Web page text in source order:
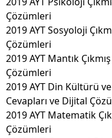
Çözümleri
2019 AYT Sosyoloji
Çözümleri
2019 AYT Mantık
Çözümleri
2019 AYT Din Kültürü
Cevapları ve Dijital
2019 AYT Matematik
Çözümleri